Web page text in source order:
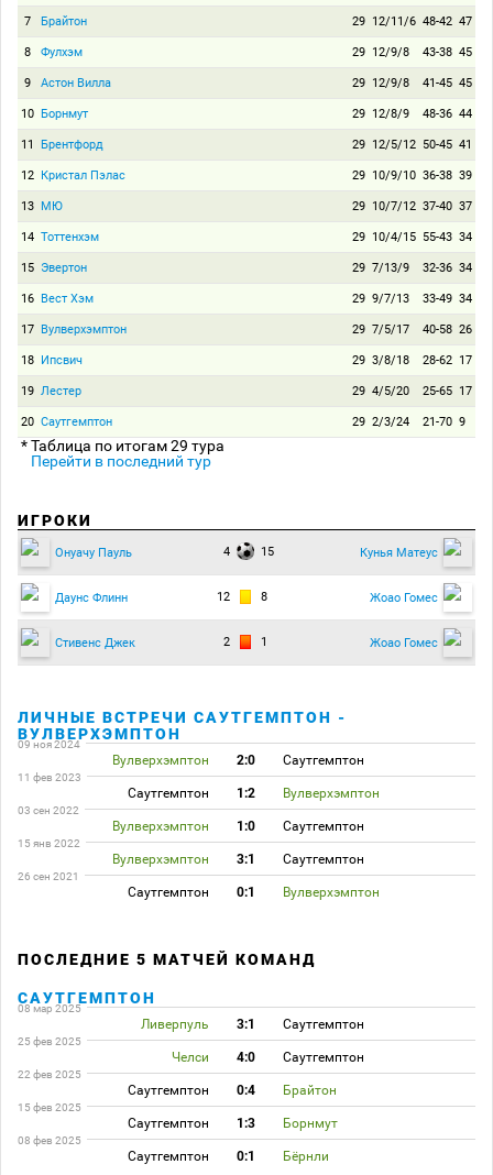
7 Брайтон 29 12/11/6 48-42 47
8 Фулхэм 29 12/9/8 43-38 45
9 Астон Вилла 29 12/9/8 41-45 45
10 Борнмут 29 12/8/9 48-36 44
11 Брентфорд 29 12/5/12 50-45 41
12 Кристал Пэлас 29 10/9/10 36-38 39
13 МЮ 29 10/7/12 37-40 37
14 Тоттенхэм 29 10/4/15 55-43 34
15 Эвертон 29 7/13/9 32-36 34
16 Вест Хэм 29 9/7/13 33-49 34
17 Вулверхэмптон 29 7/5/17 40-58 26
18 Ипсвич 29 3/8/18 28-62 17
19 Лестер 29 4/5/20 25-65 17
20 Саутгемптон 29 2/3/24 21-70 9
* Таблица по итогам 29 тура
Перейти в последний тур
ИГРОКИ
Онуачу Пауль 4 15 Кунья Матеус
Даунс Флинн 12 8 Жоао Гомес
Стивенс Джек 2 1 Жоао Гомес
ЛИЧНЫЕ ВСТРЕЧИ САУТГЕМПТОН -
ВУЛВЕРХЭМПТОН
09 ноя 2024
Вулверхэмптон 2:0 Саутгемптон
11 фев 2023
Саутгемптон 1:2 Вулверхэмптон
03 сен 2022
Вулверхэмптон 1:0 Саутгемптон
15 янв 2022
Вулверхэмптон 3:1 Саутгемптон
26 сен 2021
Саутгемптон 0:1 Вулверхэмптон
ПОСЛЕДНИЕ 5 МАТЧЕЙ КОМАНД
САУТГЕМПТОН
08 мар 2025
Ливерпуль 3:1 Саутгемптон
25 фев 2025
Челси 4:0 Саутгемптон
22 фев 2025
Саутгемптон 0:4 Брайтон
15 фев 2025
Саутгемптон 1:3 Борнмут
08 фев 2025
Саутгемптон 0:1 Бёрнли